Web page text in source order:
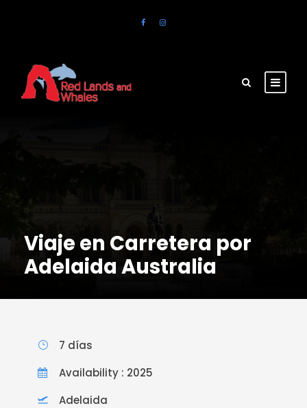
Viaje en Carretera por
Adelaida Australia
7 días
Availability : 2025
Adelaida